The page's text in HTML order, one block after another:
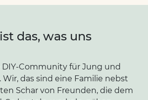
das, was uns
DIY-Community für Jung und
das sind eine Familie nebst
Schar von Freunden, die dem